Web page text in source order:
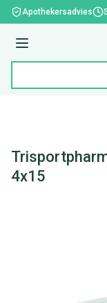
Ga naar de inhoud
Apothekersadvies
Menu
4x15